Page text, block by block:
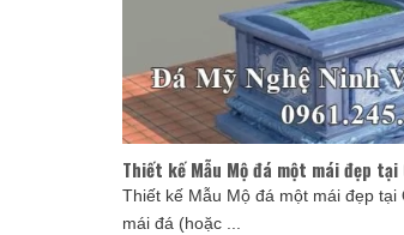
Thiết kế Mẫu Mộ đá một mái đẹp tại
Thiết kế Mẫu Mộ đá một mái đẹp tại
mái đá (hoặc ...